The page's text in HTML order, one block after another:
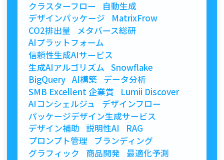
クラスターフロー
自動生成
デザインパッケージ
MatrixFrow
CO2排出量
メタバース総研
AIプラットフォーム
信頼性生成AIサービス
生成AIアルゴリズム Snowflake
BigQuery AI構築
データ分析
SMB Excellent 企業賞
Lumii Discover
AIコンシェルジュ
デザインフロー
パッケージデザイン生成サービス
デザイン補助 説明性AI
RAG
プロンプト管理
ブランディング
グラフィック
商品開発
最適化予測